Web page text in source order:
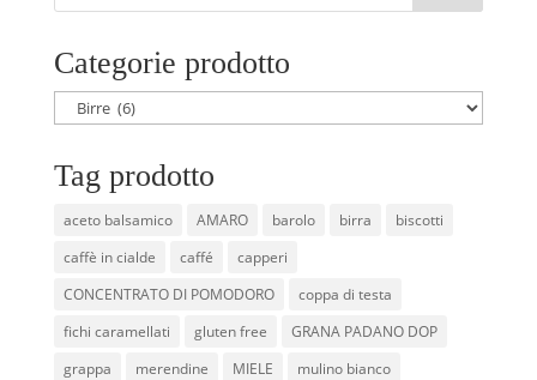
Categorie prodotto
Tag prodotto
aceto balsamico AMARO barolo birra
biscotti
caffè in cialde
caffé
capperi
CONCENTRATO DI POMODORO
coppa di testa
fichi caramellati
gluten free
GRANA PADANO DOP
grappa
merendine MIELE
mulino bianco